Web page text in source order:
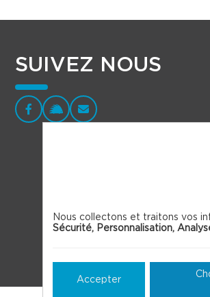
SUIVEZ NOUS
Nous collectons et traitons vos
Sécurité, Personnalisation,
Accepter